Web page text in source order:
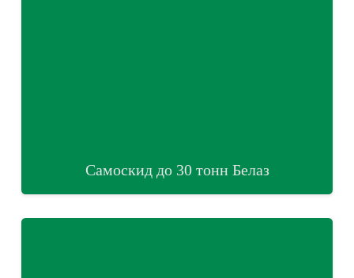
Самоскид до 30 тонн Белаз